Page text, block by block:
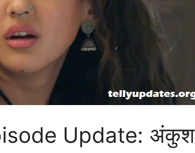
Update: अंकुश